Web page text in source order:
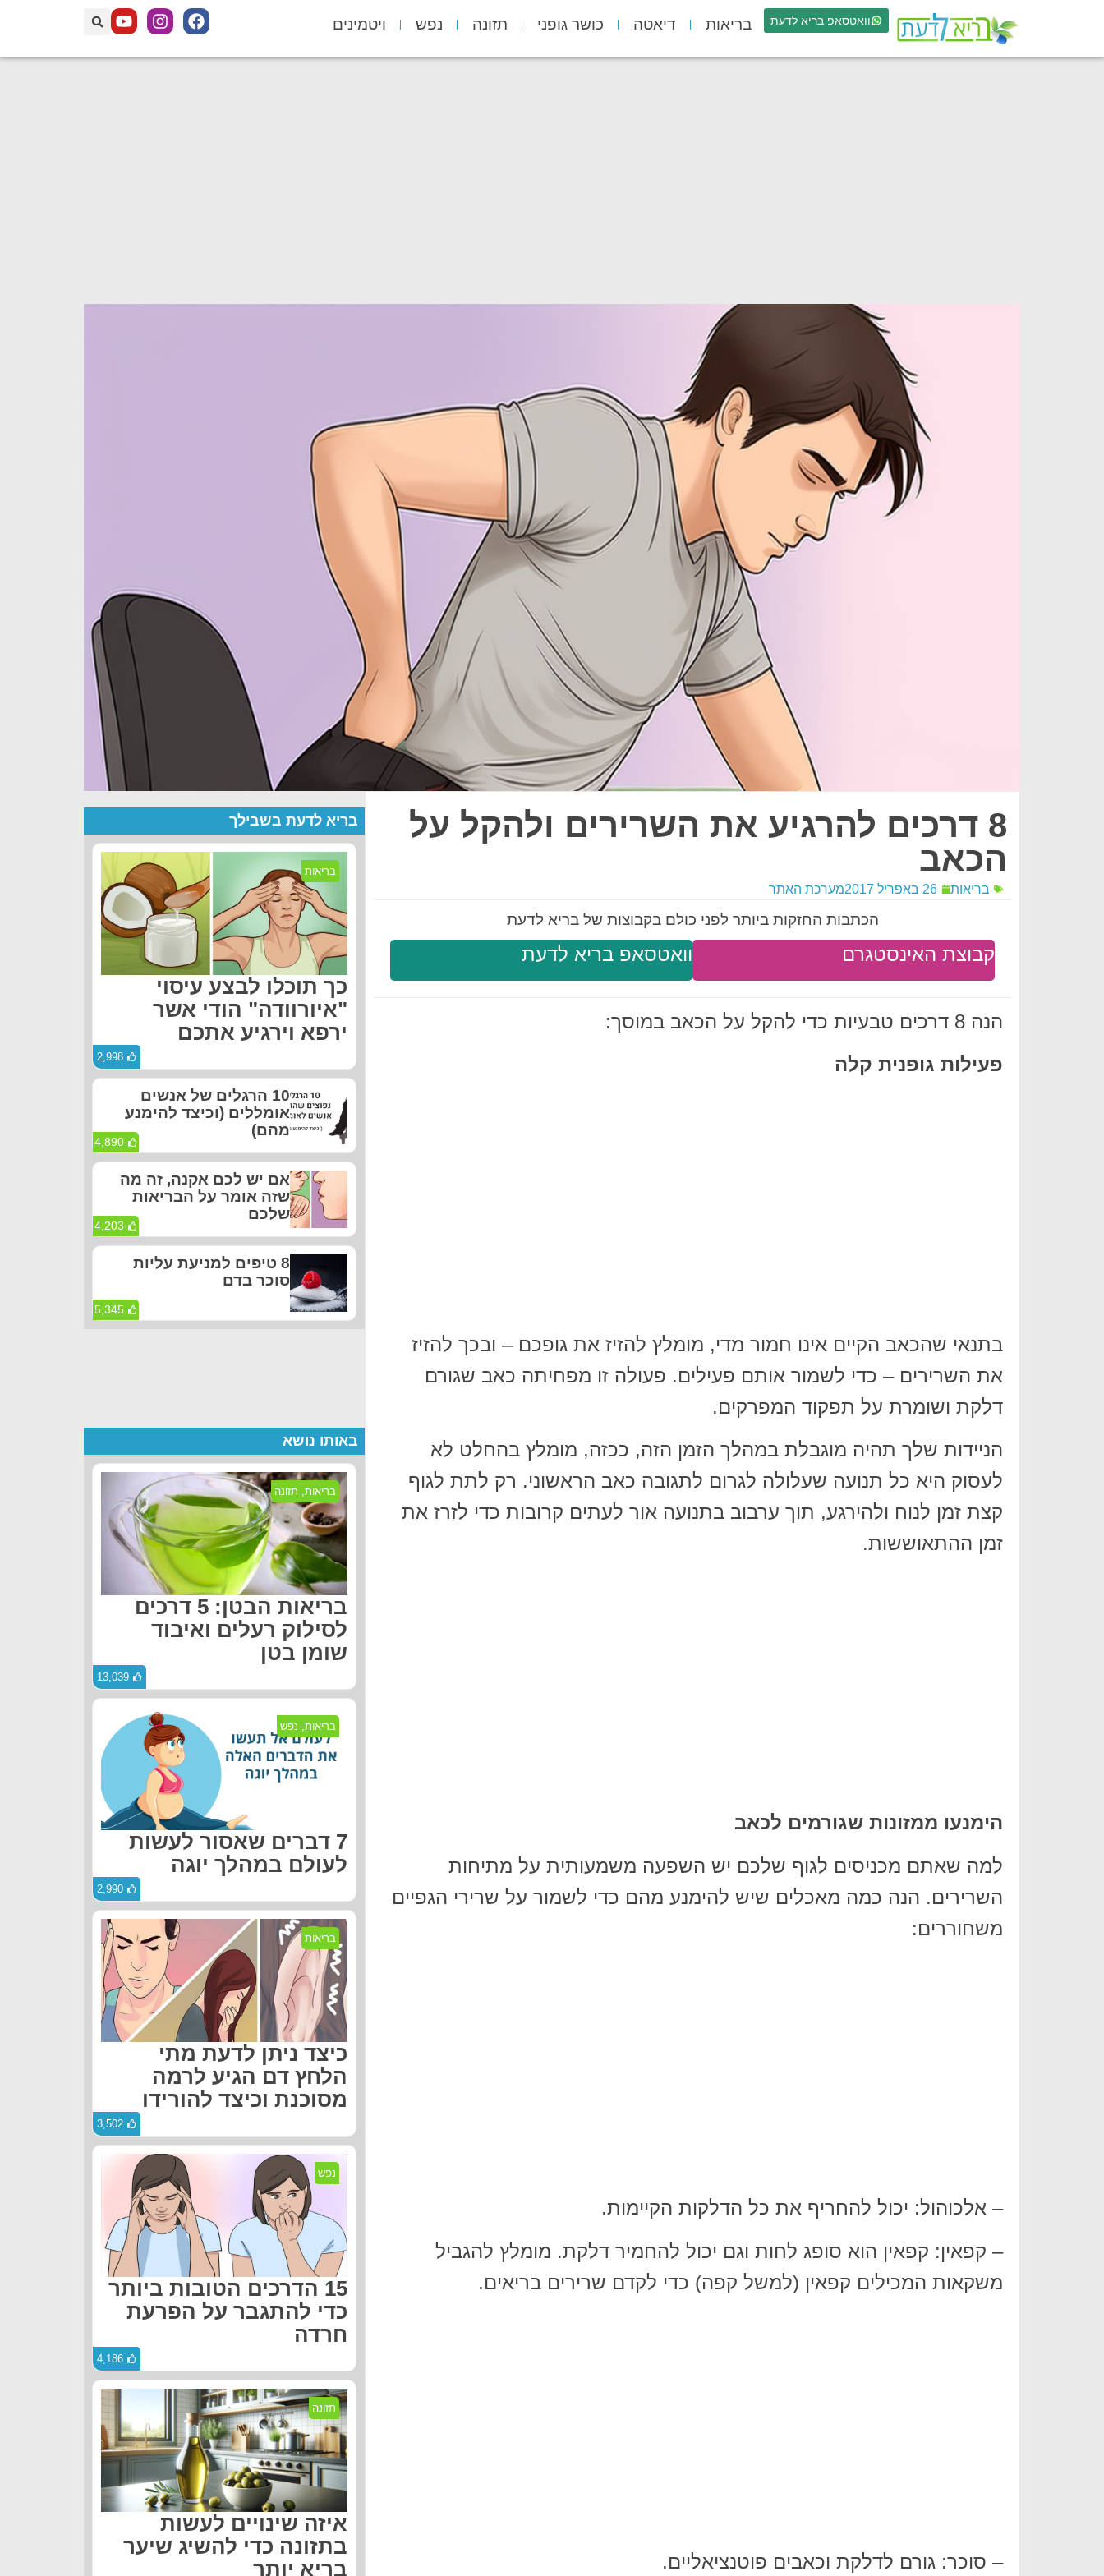
וואטסאפ בריא לדעת בריאות דיאטה כושר גופני תזונה נפש ויטמינים
8 דרכים להרגיע את השרירים ולהקל על
הכאב
בריאות 26 באפריל 2017 מערכת האתר
הכתבות החזקות ביותר לפני כולם בקבוצות של בריא לדעת
וואטסאפ בריא לדעת קבוצת האינסטגרם
הנה 8 דרכים טבעיות כדי להקל על הכאב במוסך:
פעילות גופנית קלה
בתנאי שהכאב הקיים אינו חמור מדי, מומלץ להזיז את גופכם – ובכך להזיז
את השרירים – כדי לשמור אותם פעילים. פעולה זו מפחיתה כאב שגורם
דלקת ושומרת על תפקוד המפרקים.
הניידות שלך תהיה מוגבלת במהלך הזמן הזה, ככזה, מומלץ בהחלט לא
לעסוק היא כל תנועה שעלולה לגרום לתגובה כאב הראשוני. רק לתת לגוף
קצת זמן לנוח ולהירגע, תוך ערבוב בתנועה אור לעתים קרובות כדי לזרז את
זמן ההתאוששות.
הימנעו ממזונות שגורמים לכאב
למה שאתם מכניסים לגוף שלכם יש השפעה משמעותית על מתיחות
השרירים. הנה כמה מאכלים שיש להימנע מהם כדי לשמור על שרירי הגפיים
משחוררים:
– אלכוהול: יכול להחריף את כל הדלקות הקיימות.
– קפאין: קפאין הוא סופג לחות וגם יכול להחמיר דלקת. מומלץ להגביל
משקאות המכילים קפאין (למשל קפה) כדי לקדם שרירים בריאים.
– סוכר: גורם לדלקת וכאבים פוטנציאליים.
בריא לדעת בשבילך
בריאות
כך תוכלו לבצע עיסוי
"איורוודה" הודי אשר
ירפא וירגיע אתכם
2,998
10 הרגלים של אנשים
אומללים (וכיצד להימנע
מהם)
4,890
אם יש לכם אקנה, זה מה
שזה אומר על הבריאות
שלכם
4,203
8 טיפים למניעת עליות
סוכר בדם
5,345
באותו נושא
בריאות תזונה
בריאות הבטן: 5 דרכים
לסילוק רעלים ואיבוד
שומן בטן
13,039
בריאות נפש
7 דברים שאסור לעשות
לעולם במהלך יוגה
2,990
בריאות
כיצד ניתן לדעת מתי
הלחץ דם הגיע לרמה
מסוכנת וכיצד להורידו
3,502
נפש
15 הדרכים הטובות ביותר
כדי להתגבר על הפרעת
חרדה
4,186
תזונה
איזה שינויים לעשות
בתזונה כדי להשיג שיער
בריא יותר